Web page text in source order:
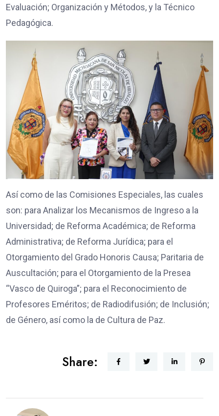
Evaluación; Organización y Métodos, y la Técnico
Pedagógica.
Así como de las Comisiones Especiales, las cuales
son: para Analizar los Mecanismos de Ingreso a la
Universidad; de Reforma Académica; de Reforma
Administrativa; de Reforma Jurídica; para el
Otorgamiento del Grado Honoris Causa; Paritaria de
Auscultación; para el Otorgamiento de la Presea
“Vasco de Quiroga”; para el Reconocimiento de
Profesores Eméritos; de Radiodifusión; de Inclusión;
de Género, así como la de Cultura de Paz.
Share: